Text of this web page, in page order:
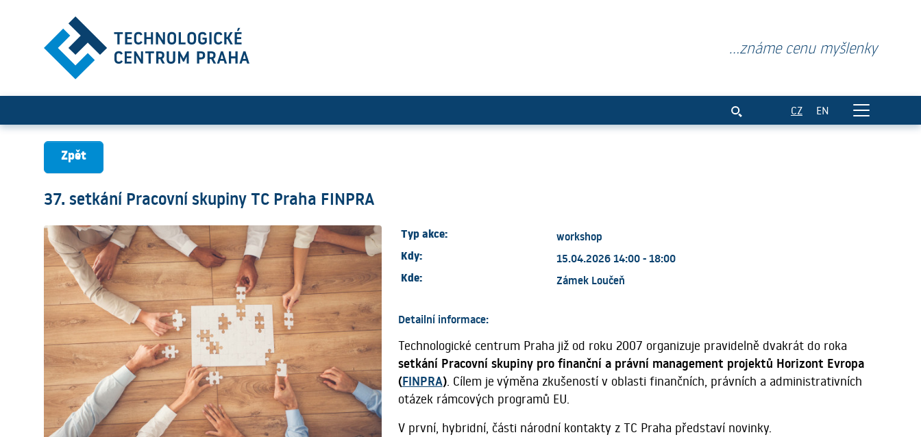
37. setkání Pracovní skupiny TC Praha FINPRA
...známe cenu myšlenky
CZ EN
Zpět
37. setkání Pracovní skupiny TC Praha FINPRA
Typ akce: workshop
Kdy: 15.04.2026 14:00 - 18:00
Kde: Zámek Loučeň
Detailní informace:
Technologické centrum Praha již od roku 2007 organizuje pravidelně dvakrát do roka
setkání Pracovní skupiny pro finanční a právní management projektů Horizont Evropa
(FINPRA). Cílem je výměna zkušeností v oblasti finančních, právních a administrativních
otázek rámcových programů EU.
V první, hybridní, části národní kontakty z TC Praha představí novinky.